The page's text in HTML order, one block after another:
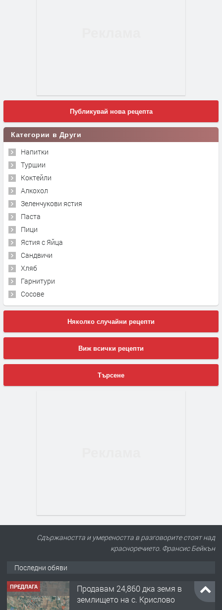
Публикувай нова рецепта
Категории в Други
Напитки
Туршии
Коктейли
Алкохол
Зеленчукови ястия
Паста
Пици
Ястия с Яйца
Сандвичи
Хляб
Гарнитури
Сосове
Няколко случайни рецепти
Виж всички рецепти
Търсене
Сдържаността и умереността в разговорите стоят над
красноречието. Франсис Бейкън
Последни обяви
ПРЕДЛАГА
Продавам 24,860 дка земя в
землището на с. Крислово